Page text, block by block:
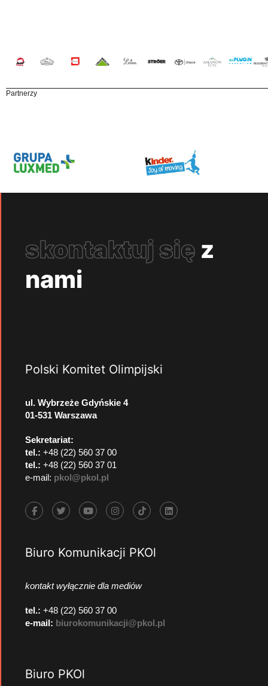
Partnerzy
skontaktuj się z
nami
Polski Komitet Olimpijski
ul. Wybrzeże Gdyńskie 4
01-531 Warszawa
Sekretariat:
tel.: +48 (22) 560 37 00
tel.: +48 (22) 560 37 01
e-mail: pkol@pkol.pl
Biuro Komunikacji PKOl
kontakt wyłącznie dla mediów
tel.: +48 (22) 560 37 00
e-mail: biurokomunikacji@pkol.pl
Biuro PKOl